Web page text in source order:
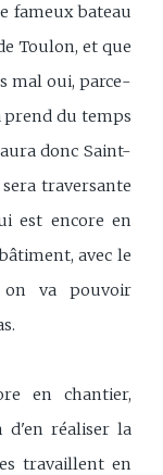
fameux bateau
Toulon, et que
mal oui, parce-
prend du temps
donc Saint-
traversante
est encore en
avec le
on va pouvoir
en chantier,
d'en réaliser la
travaillent en